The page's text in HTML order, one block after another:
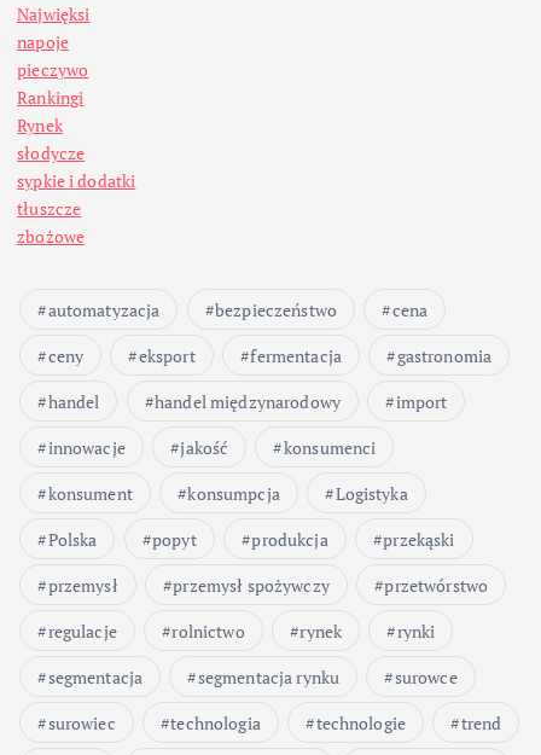
Najwięksi
napoje
pieczywo
Rankingi
Rynek
słodycze
sypkie i dodatki
tłuszcze
zbożowe
automatyzacja bezpieczeństwo
cena
ceny
eksport fermentacja
gastronomia
handel
handel międzynarodowy
import
innowacje
jakość
konsumenci
konsument
konsumpcja
Logistyka
Polska
popyt produkcja
przekąski
przemysł
przemysł spożywczy
przetwórstwo
regulacje
rolnictwo rynek
rynki
segmentacja
segmentacja rynku
surowce
surowiec
technologia technologie
trend